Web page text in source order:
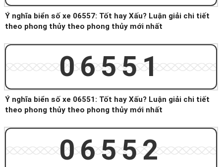
Ý nghĩa biển số xe 06557: Tốt hay Xấu? Luận giải chi tiết
theo phong thủy theo phong thủy mới nhất
06551
Ý nghĩa biển số xe 06551: Tốt hay Xấu? Luận giải chi tiết
theo phong thủy theo phong thủy mới nhất
06552